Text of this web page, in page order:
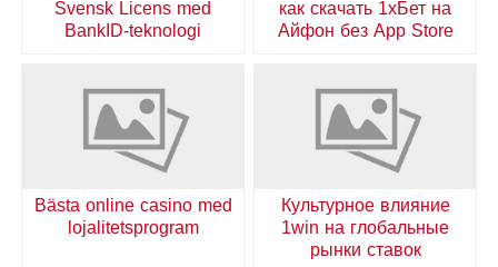
как скачать 1хБет на
Айфон без App Store
Svensk Licens med
BankID-teknologi
Культурное влияние
1win на глобальные
рынки ставок
Bästa online casino med
lojalitetsprogram